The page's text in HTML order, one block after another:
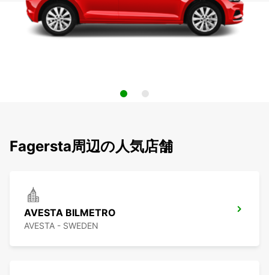
Fagersta周辺の人気店舗
AVESTA BILMETRO
AVESTA - SWEDEN